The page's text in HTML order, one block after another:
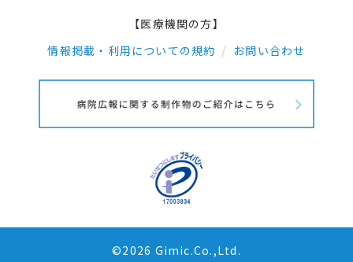
【医療機関の方】
情報掲載・利用についての規約
お問い合わせ
©2026 Gimic.Co.,Ltd.